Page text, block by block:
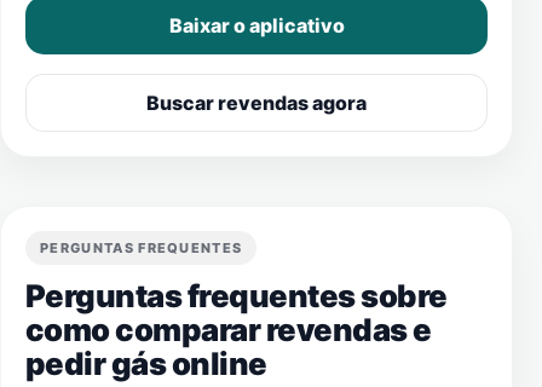
Baixar o aplicativo
Buscar revendas agora
PERGUNTAS FREQUENTES
Perguntas frequentes sobre
como comparar revendas e
pedir gás online